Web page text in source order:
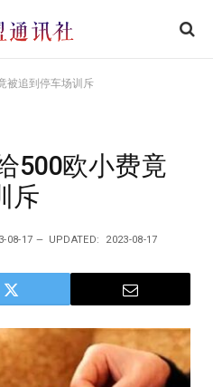
被追到停车场训斥
500欧小费竟
斥
08-17 UPDATED: 2023-08-17